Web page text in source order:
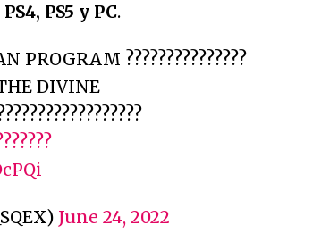
PS5 y PC.
PROGRAM ???????????????
THE DIVINE
June 24, 2022